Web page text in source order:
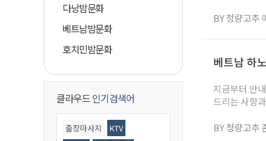
다낭밤문화
베트남밤문화
호치민밤문화
클라우드인기검색어
출장마사지
KTV
습니다. 어떤
니다. 아래에서는 하노이 가라오케 KTV 정보를 찾으시는 분들을 위해 기본적인 장단점부터 하노이 가라오케 비용,
노는 방법까
하신 베트남
BY 청량고추
베트남 하
지금부터 안
드리는 사항과 비슷하게 운
는곳도 있지
BY 청량고추